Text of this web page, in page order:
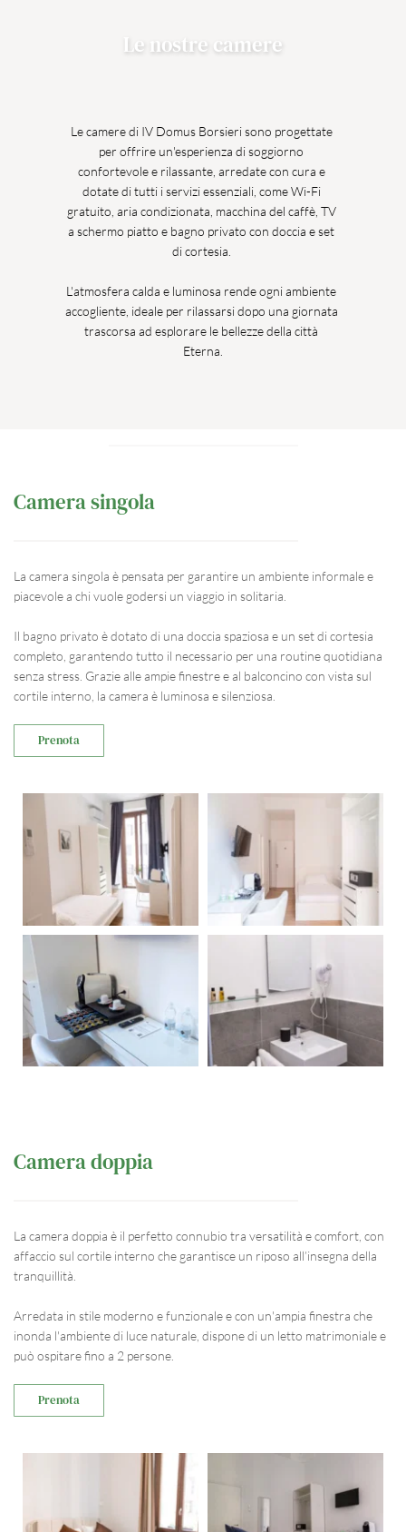
Le nostre camere
Le camere di IV Domus Borsieri sono progettate
per offrire un'esperienza di soggiorno
confortevole e rilassante, arredate con cura e
dotate di tutti i servizi essenziali, come Wi-Fi
gratuito, aria condizionata, macchina del caffè, TV
a schermo piatto e bagno privato con doccia e set
di cortesia.
L'atmosfera calda e luminosa rende ogni ambiente
accogliente, ideale per rilassarsi dopo una giornata
trascorsa ad esplorare le bellezze della città
Eterna.
Camera singola
La camera singola è pensata per garantire un ambiente informale e
piacevole a chi vuole godersi un viaggio in solitaria.
Il bagno privato è dotato di una doccia spaziosa e un set di cortesia
completo, garantendo tutto il necessario per una routine quotidiana
senza stress. Grazie alle ampie finestre e al balconcino con vista sul
cortile interno, la camera è luminosa e silenziosa.
Prenota
Camera doppia
La camera doppia è il perfetto connubio tra versatilità e comfort, con
affaccio sul cortile interno che garantisce un riposo all’insegna della
tranquillità.
Arredata in stile moderno e funzionale e con un'ampia finestra che
inonda l'ambiente di luce naturale, dispone di un letto matrimoniale e
può ospitare fino a 2 persone.
Prenota